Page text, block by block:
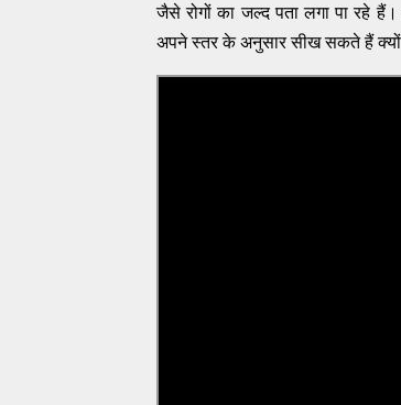
जैसे रोगों का जल्द पता लगा पा रहे
अपने स्तर के अनुसार सीख सकते हैं